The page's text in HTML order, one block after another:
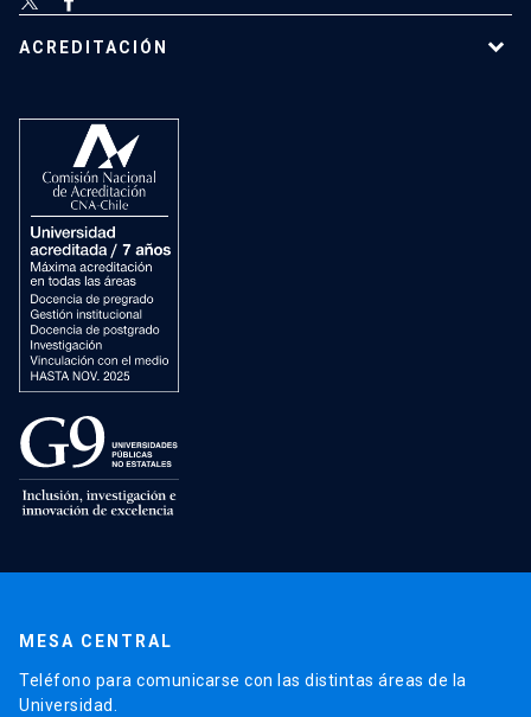
ACREDITACIÓN
MESA CENTRAL
Teléfono para comunicarse con las distintas áreas de la
Universidad.